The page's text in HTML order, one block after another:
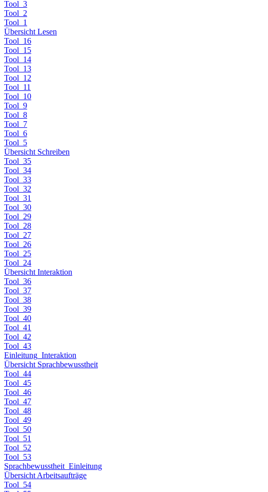
Tool_3
Tool_2
Tool_1
Übersicht Lesen
Tool_16
Tool_15
Tool_14
Tool_13
Tool_12
Tool_11
Tool_10
Tool_9
Tool_8
Tool_7
Tool_6
Tool_5
Übersicht Schreiben
Tool_35
Tool_34
Tool_33
Tool_32
Tool_31
Tool_30
Tool_29
Tool_28
Tool_27
Tool_26
Tool_25
Tool_24
Übersicht Interaktion
Tool_36
Tool_37
Tool_38
Tool_39
Tool_40
Tool_41
Tool_42
Tool_43
Einleitung_Interaktion
Übersicht Sprachbewusstheit
Tool_44
Tool_45
Tool_46
Tool_47
Tool_48
Tool_49
Tool_50
Tool_51
Tool_52
Tool_53
Sprachbewusstheit_Einleitung
Übersicht Arbeitsaufträge
Tool_54